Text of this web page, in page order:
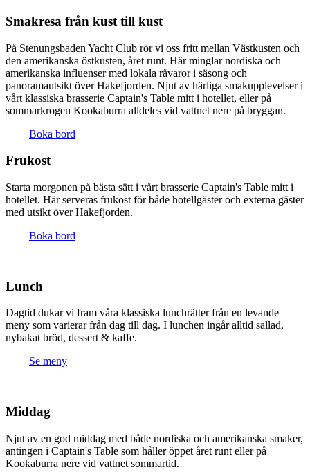
Smakresa från kust till kust
På Stenungsbaden Yacht Club rör vi oss fritt mellan Västkusten och
den amerikanska östkusten, året runt. Här minglar nordiska och
amerikanska influenser med lokala råvaror i säsong och
panoramautsikt över Hakefjorden. Njut av härliga smakupplevelser i
vårt klassiska brasserie Captain's Table mitt i hotellet, eller på
sommarkrogen Kookaburra alldeles vid vattnet nere på bryggan.
Boka bord
Frukost
Starta morgonen på bästa sätt i vårt brasserie Captain's Table mitt i
hotellet. Här serveras frukost för både hotellgäster och externa gäster
med utsikt över Hakefjorden.
Boka bord
Lunch
Dagtid dukar vi fram våra klassiska lunchrätter från en levande
meny som varierar från dag till dag. I lunchen ingår alltid sallad,
nybakat bröd, dessert & kaffe.
Se meny
Middag
Njut av en god middag med både nordiska och amerikanska smaker,
antingen i Captain's Table som håller öppet året runt eller på
Kookaburra nere vid vattnet sommartid.